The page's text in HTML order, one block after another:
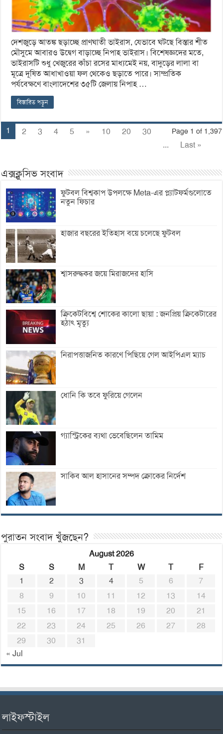
দেশজুড়ে আতঙ্ক ছড়াচ্ছে প্রাণঘাতী ভাইরাস, যেভাবে ঘটছে বিস্তার শীত
মৌসুমে আবারও উদ্বেগ বাড়াচ্ছে নিপাহ ভাইরাস। বিশেষজ্ঞদের মতে,
ভাইরাসটি শুধু খেজুরের কাঁচা রসের মাধ্যমেই নয়, বাদুড়ের লালা বা
মূত্রে দূষিত আধাখাওয়া ফল থেকেও ছড়াতে পারে। সাম্প্রতিক
পর্যবেক্ষণে বাংলাদেশের ৩৫টি জেলায় নিপাহ …
বিস্তারিত পড়ুন
Page 1 of 1,397
1 2 3 4 5 » 10 20
30
...
Last »
এক্সক্লুসিভ সংবাদ
ফুটবল বিশ্বকাপ উপলক্ষে Meta-এর প্ল্যাটফর্মগুলোতে
নতুন ফিচার
হাজার বছরের ইতিহাস বয়ে চলেছে ফুটবল
শ্বাসরুদ্ধকর জয়ে মিরাজদের হাসি
ক্রিকেটবিশ্বে শোকের কালো ছায়া : জনপ্রিয় ক্রিকেটারের
হঠাৎ মৃত্যু
নিরাপত্তাজনিত কারণে পিছিয়ে গেল আইপিএল ম্যাচ
ধোনি কি তবে ফুরিয়ে গেলেন
গ্যাস্ট্রিকের ব্যথা ভেবেছিলেন তামিম
সাকিব আল হাসানের সম্পদ ক্রোকের নির্দেশ
পুরাতন সংবাদ খুঁজছেন?
August 2026
S
S M T W T
F
1
2 3 4 5 6
7
8
9 10 11 12 13
14
15
16 17 18 19 20
21
22
23 24 25 26 27
28
29
30
31
« Jul
লাইফস্টাইল